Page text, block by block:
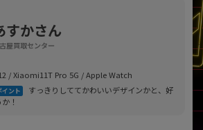
すかさん
屋買取センター
/ Xiaomi11T Pro 5G / Apple Watch
ント すっきりしててかわいいデザインかと、好
！
込み。
ど